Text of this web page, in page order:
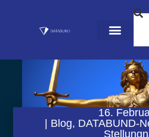
16.
Blog, DATABUND-